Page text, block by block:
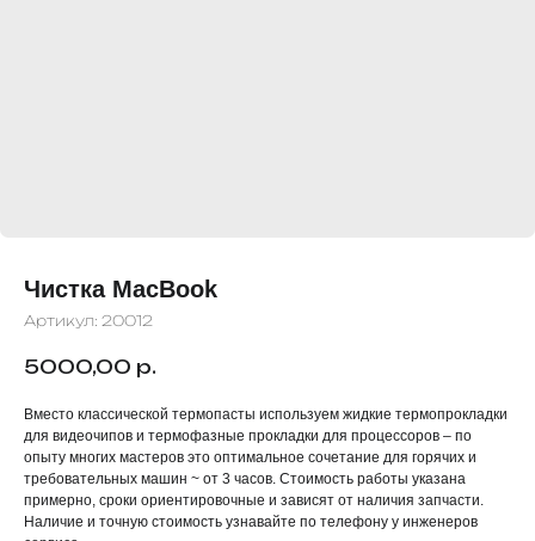
Чистка MacBook
Артикул: 20012
5000,00 р.
Вместо классической термопасты используем жидкие термопрокладки
для видеочипов и термофазные прокладки для процессоров – по
опыту многих мастеров это оптимальное сочетание для горячих и
требовательных машин ~ от 3 часов. Стоимость работы указана
примерно, сроки ориентировочные и зависят от наличия запчасти.
Наличие и точную стоимость узнавайте по телефону у инженеров